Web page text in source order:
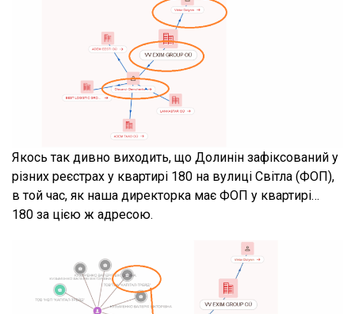
Якось так дивно виходить, що Долинін зафіксований у
різних реєстрах у квартирі 180 на вулиці Світла (ФОП),
в той час, як наша директорка має ФОП у квартирі…
180 за цією ж адресою.